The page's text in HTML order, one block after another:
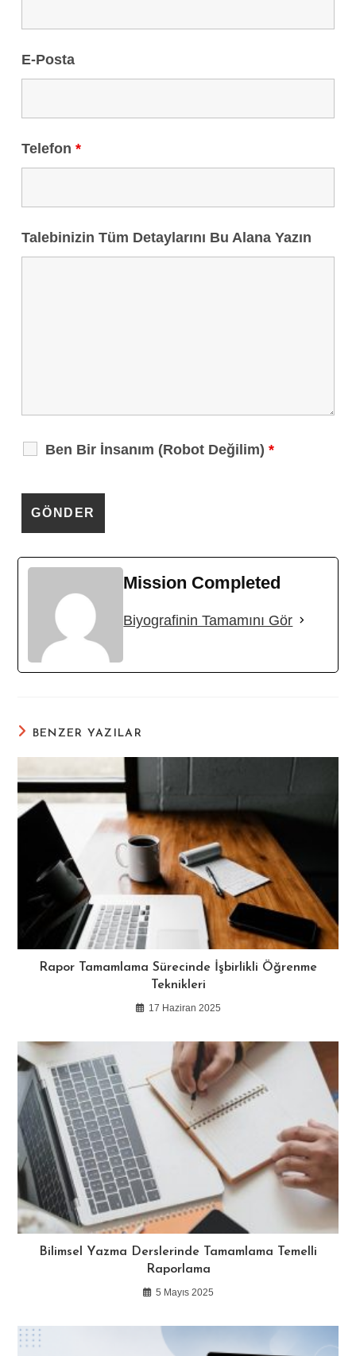
E-Posta
Telefon*
Talebinizin Tüm Detaylarını Bu Alana Yazın
Ben Bir İnsanım (Robot Değilim)*
Mission Completed
Biyografinin Tamamını Gör
BENZER YAZILAR
Rapor Tamamlama Sürecinde İşbirlikli Öğrenme
Teknikleri
17 Haziran 2025
Bilimsel Yazma Derslerinde Tamamlama Temelli
Raporlama
5 Mayıs 2025